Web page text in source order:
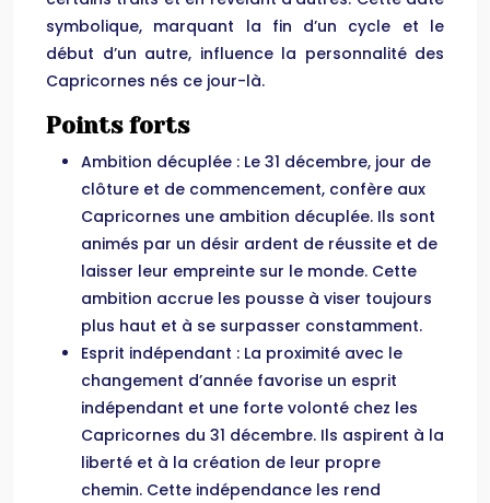
symbolique, marquant la fin d’un cycle et le
début d’un autre, influence la personnalité des
Capricornes nés ce jour-là.
Points forts
Ambition décuplée : Le 31 décembre, jour de
clôture et de commencement, confère aux
Capricornes une ambition décuplée. Ils sont
animés par un désir ardent de réussite et de
laisser leur empreinte sur le monde. Cette
ambition accrue les pousse à viser toujours
plus haut et à se surpasser constamment.
Esprit indépendant : La proximité avec le
changement d’année favorise un esprit
indépendant et une forte volonté chez les
Capricornes du 31 décembre. Ils aspirent à la
liberté et à la création de leur propre
chemin. Cette indépendance les rend